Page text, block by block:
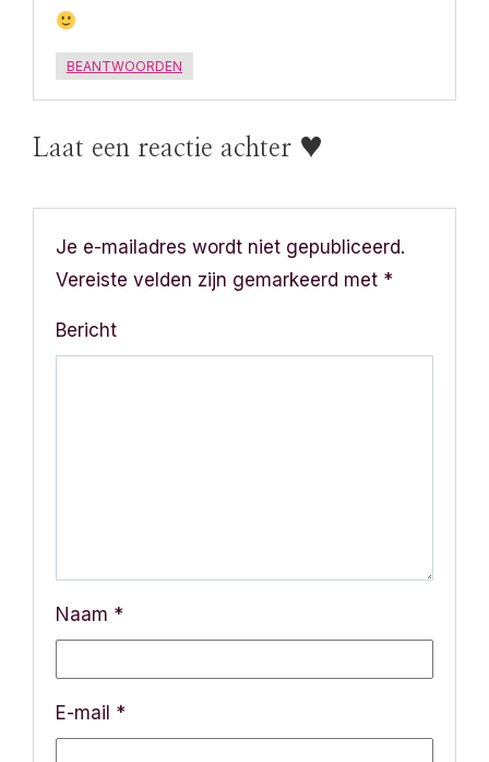
i
g
a
BEANTWOORDEN
Laat een reactie achter ♥
Je e-mailadres wordt niet gepubliceerd.
Vereiste velden zijn gemarkeerd met *
Bericht
Naam *
E-mail *